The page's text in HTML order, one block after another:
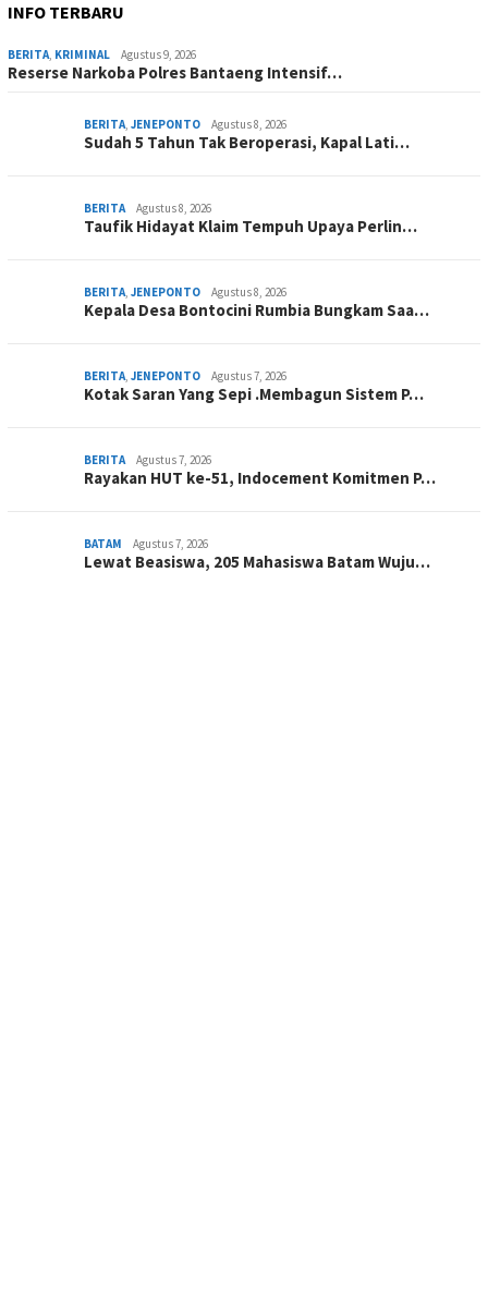
INFO TERBARU
BERITA, KRIMINAL Agustus 9, 2026
Reserse Narkoba Polres Bantaeng Intensif…
BERITA, JENEPONTO Agustus 8, 2026
Sudah 5 Tahun Tak Beroperasi, Kapal Lati…
BERITA Agustus 8, 2026
Taufik Hidayat Klaim Tempuh Upaya Perlin…
BERITA, JENEPONTO Agustus 8, 2026
Kepala Desa Bontocini Rumbia Bungkam Saa…
BERITA, JENEPONTO Agustus 7, 2026
Kotak Saran Yang Sepi .Membagun Sistem P…
BERITA Agustus 7, 2026
Rayakan HUT ke-51, Indocement Komitmen P…
BATAM Agustus 7, 2026
Lewat Beasiswa, 205 Mahasiswa Batam Wuju…